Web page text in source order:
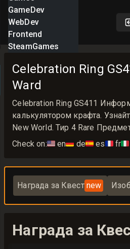
GameDev
WebDev
Frontend
SteamGames
Celebration Ring
Ward
Celebration Ring GS411
калькулятором крафта.
New World. Тир 4 Rare
Check on:🇺🇸 en🇩🇪 de🇪🇸 es🇫🇷 fr🇮🇹
Награда за Квест new
Награда за